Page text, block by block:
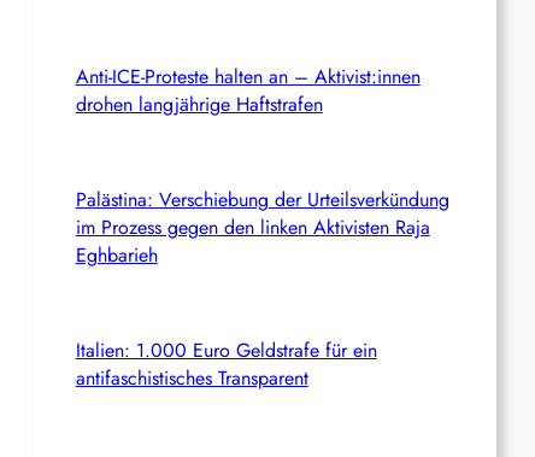
Anti-ICE-Proteste halten an – Aktivist:innen
drohen langjährige Haftstrafen
Palästina: Verschiebung der Urteilsverkündung
im Prozess gegen den linken Aktivisten Raja
Eghbarieh
Italien: 1.000 Euro Geldstrafe für ein
antifaschistisches Transparent